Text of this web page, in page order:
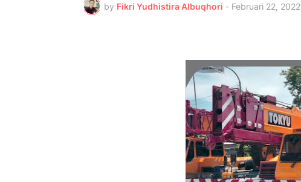
by Fikri Yudhistira Albuqhori - Februari 22, 2022